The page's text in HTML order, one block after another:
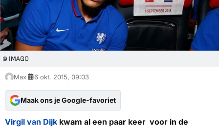
© IMAGO
Max 6 okt. 2015, 09:03
Maak ons je Google-favoriet
Virgil van Dijk kwam al een paar keer voor in de